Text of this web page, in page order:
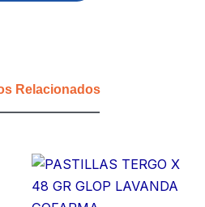
Relacionados